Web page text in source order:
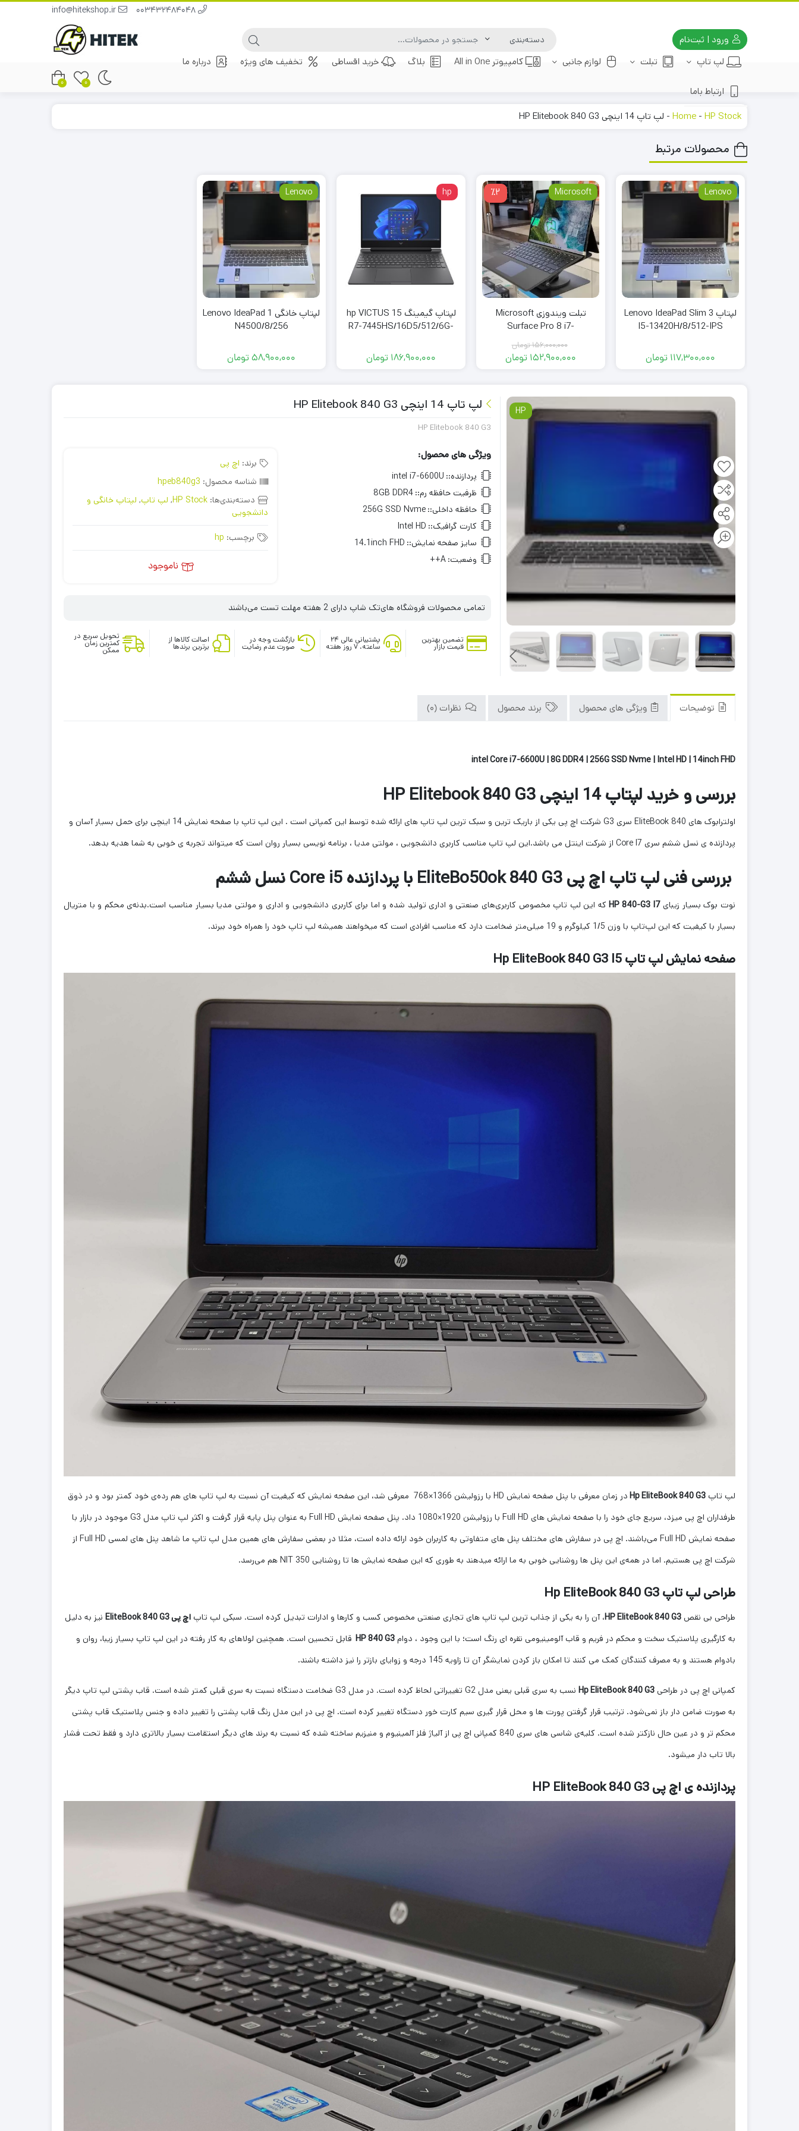
ورود | ثبت‌نام
لپ تاپ
تبلت لوازم جانبی کامپیوتر All in One بلاگ خرید اقساطی تخفیف های ویژه درباره ما
ارتباط باما
0
0
Home - HP Stock
- لپ تاپ 14 اینچی HP Elitebook 840 G3
محصولات مرتبط
Lenovo
لپتاپ Lenovo IdeaPad Slim 3
I5-13420H/8/512-IPS
117,300,000 تومان
٪2 Microsoft
تبلت ویندوزی Microsoft
Surface Pro 8 i7-
1185/16/256
156,000,000تومان
قیمت
بود.
152,900,000 تومان
قیمت
hp
لپتاپ گیمینگ hp VICTUS 15
R7-7445HS/16D5/512/6G-
186,900,000 تومان
Lenovo
لپتاپ خانگی Lenovo IdeaPad 1
N4500/8/256
58,900,000تومان
HP لپ تاپ 14 اینچی HP Elitebook 840 G3
HP Elitebook 840 G3
ویژگی های محصول:
پردازنده:: intel i7-6600U
ظرفیت حافظه رم:: 8GB DDR4
حافظه داخلی:: 256G SSD Nvme
کارت گرافیک:: Intel HD
سایز صفحه نمایش:: 14.1inch FHD
وضعیت: A++
برند: اچ پی
شناسه محصول: hpeb840g3
دسته‌بندی‌ها: HP Stock
, لپ تاپ, لپتاپ خانگی و
دانشجویی
برچسب: hp
ناموجود
تمامی محصولات فروشگاه های‌تک شاپ دارای 2 هفته مهلت تست می‌باشند
تضمین بهترین
قیمت بازار
پشتیبانی عالی ۲۴
ساعته، ۷ روز هفته
بازگشت وجه در
صورت عدم رضایت
اصالت کالاها از
برترین برندها
تحویل سریع در
کمترین زمان
ممکن
توضیحات ویژگی های محصول برند محصول نظرات (0)
intel Core i7-6600U | 8G DDR4 | 256G SSD Nvme | Intel HD | 14inch FHD
بررسی و خرید لپتاپ 14 اینچی HP Elitebook 840 G3
اولترابوک های 840 EliteBook سری G3 شرکت اچ پی یکی از باریک ترین و سبک ترین لپ تاپ های ارائه شده توسط این کمپانی است . این لپ تاپ با صفحه نمایش 14 اینچی برای حمل بسیار آسان و
پردازنده ی نسل ششم سری Core I7 از شرکت اینتل می باشد.این لپ تاپ مناسب کاربری دانشجویی ، مولتی مدیا ، برنامه نویسی بسیار روان است که میتواند تجربه ی خوبی به شما هدیه بدهد.
بررسی فنی لپ تاپ اچ پی EliteBo50ok 840 G3 با پردازنده Core i5 نسل ششم
نوت بوک بسیار زیبایHP 840-G3 I7که این لپ تاپ مخصوص کاربری‌های صنعتی و اداری تولید شده و اما برای کاربری دانشجویی و اداری و مولتی مدیا بسیار مناسب است.بدنه‌ی محکم و با متریال
بسیار با کیفیت که این لپ‌تاپ با وزن 1/5 کیلوگرم و 19 میلی‌متر ضخامت دارد که مناسب افرادی است که میخواهند همیشه لپ تاپ خود را همراه خود ببرند.
صفحه نمایش لپ تاپ Hp EliteBook 840 G3 I5
لپ تاپ Hp EliteBook 840 G3
در زمان معرفی با پنل صفحه نمایش HD با رزولیشن 1366×768 معرفی شد، این صفحه نمایش که کیفیت آن نسبت به لپ تاپ های هم رده‌ی خود کمتر بود و در ذوق
طرفداران اچ پی میزد، سریع جای خود را با صفحه نمایش های Full HD با رزولیشن 1920×1080 داد. پنل صفحه نمایش Full HD به عنوان پنل پایه قرار گرفت و اکثر لپ تاپ مدل G3 موجود در بازار با
صفحه نمایش Full HD می‌باشند. اچ پی در سفارش های مختلف پنل های متفاوتی به کاربران خود ارائه داده است، مثلا در بعضی سفارش های همین مدل لپ تاپ ما شاهد پنل های لمسی Full HD از
شرکت اچ پی هستیم. اما در همه‌ی این پنل ها روشنایی خوبی به ما ارائه میدهند به طوری که این صفحه نمایش ها تا روشنایی 350 NIT هم می‌رسد.
طراحی لپ تاپ Hp EliteBook 840 G3
طراحی بی نقص HP EliteBook 840 G3، آن را به یکی از جذاب ترین لپ تاپ های تجاری صنعتی مخصوص کسب و کارها و ادارات تبدیل کرده است. سبکی لپ تاپ اچ پی EliteBook 840 G3
نیز به دلیل
به کارگیری پلاستیک سخت و محکم در فریم و قاب آلومینیومی نقره ای رنگ است؛ با این وجود ، دوام HP 840 G3 قابل تحسین است. همچنین لولاهای به کار رفته در این لپ تاپ بسیار زیبا، روان و
بادوام هستند و به مصرف کنندگان کمک می کنند تا امکان باز کردن نمایشگر آن تا زاویه 145 درجه و زوایای بازتر را نیز داشته باشند.
کمپانی اچ پی در طراحی Hp EliteBook 840 G3
نسب به سری قبلی یعنی مدل G2 تغییراتی لحاظ کرده است. در مدل G3 ضخامت دستگاه نسبت به سری قبلی کمتر شده است. قاب پشتی لپ تاپ دیگر
به صورت ضامن دار باز نمی‌شود. ترتیب قرار گرفتن پورت ها و محل قرار گیری سیم کارت خور دستگاه تغییر کرده است. اچ پی در این مدل رنگ قاب پشتی را تغییر داده و جنس پلاستیک قاب پشتی
محکم تر و در عین حال نازکتر شده است. کلیه‌ی شاسی های سری 840 کمپانی اچ پی از آلیاژ فلز آلمینیوم و منیزیم ساخته شده که نسبت به برند های دیگر استقامت بسیار بالاتری دارد و فقط تحت فشار
بالا تاب دار میشود.
پردازنده ی اچ پی HP EliteBook 840 G3